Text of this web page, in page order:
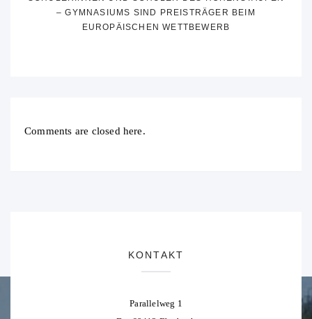
– GYMNASIUMS SIND PREISTRÄGER BEIM
EUROPÄISCHEN WETTBEWERB
Comments are closed here.
KONTAKT
Parallelweg 1